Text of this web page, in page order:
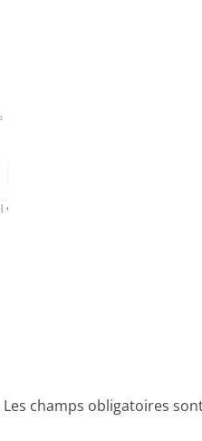
Les champs obligatoires